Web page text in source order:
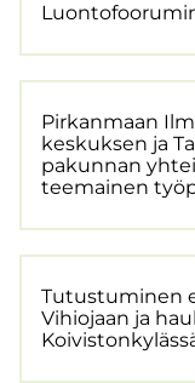
Pir­kan­maan
kes­kuk­sen ja
pa­kun­nan
tee­mai­nen
Tu­tus­tu­mi­nen
Vi­hio­jaan ja